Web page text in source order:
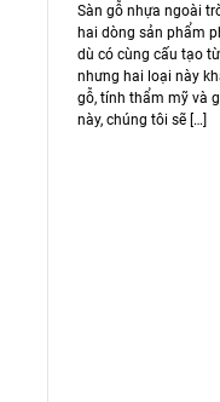
Sàn gỗ nhựa ngoài
hai dòng sản phẩm
dù có cùng cấu tạo
nhưng hai loại này
gỗ, tính thẩm mỹ và
này, chúng tôi sẽ […]